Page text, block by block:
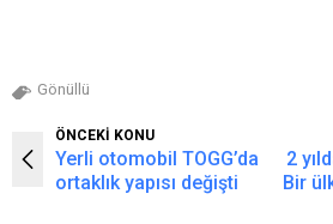
Gönüllü
ÖNCEKİ KONU
Yerli otomobil TOGG’da
ortaklık yapısı değişti
2
Bir